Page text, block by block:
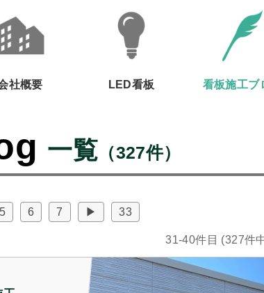
社概要 LED看板 看板施工ブ
一覧 （327件）
5 6 7 ▶ 33
31-40件目 (327件